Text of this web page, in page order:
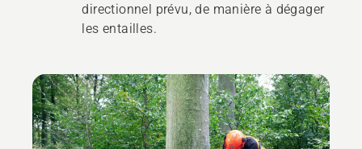
directionnel prévu, de manière à dégager
les entailles.